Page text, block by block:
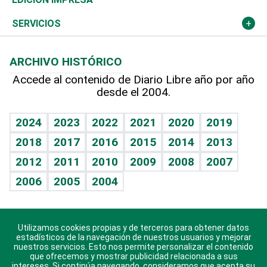
Resto del mundo
Economía personal
Podcast Arte Libre
Hablando con el pediatra
Vida y familia
Eñe
Celebrando la vida
Sin complejos
En pocas palabras
Escuchando al corazón
Economía Personal
Más deportes
Línea de hit
TBT Deportivo
Columnistas
Más firmas
Cambio climático
Opinión
Hecho en casa
Guía del dinero
SERVICIOS
Cumpleaños
Horóscopos
Crucigramas
ARCHIVO HISTÓRICO
Accede al contenido de Diario Libre año por año
desde el 2004.
2024 2023 2022 2021 2020
2019
2018
2017 2016 2015 2014
2013
2012
2011 2010 2009 2008
2007
2006
2005 2004
Descarga nuestras aplicaciones para Android, iOS y
sistema Huawei.
Utilizamos cookies propias y de terceros para obtener datos
estadísticos de la navegación de nuestros usuarios y mejorar
nuestros servicios. Esto nos permite personalizar el contenido
que ofrecemos y mostrar publicidad relacionada a sus